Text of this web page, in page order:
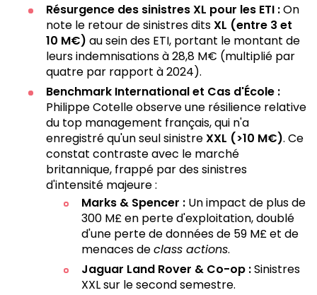
Résurgence des sinistres XL pour les ETI :On
note le retour de sinistres ditsXL (entre 3 et
10 M€) au sein des ETI, portant le montant de
leurs indemnisations à 28,8 M€ (multiplié par
quatre par rapport à 2024).
Benchmark International et Cas d'École :
Philippe Cotelle observe une résilience relative
du top management français, qui n'a
enregistré qu'un seul sinistreXXL (>10 M€). Ce
constat contraste avec le marché
britannique, frappé par des sinistres
d'intensité majeure :
Marks & Spencer : Un impact de plus de
300 M£ en perte d'exploitation, doublé
d'une perte de données de 59 M£ et de
menaces declass actions.
Jaguar Land Rover & Co-op :Sinistres
XXL sur le second semestre.